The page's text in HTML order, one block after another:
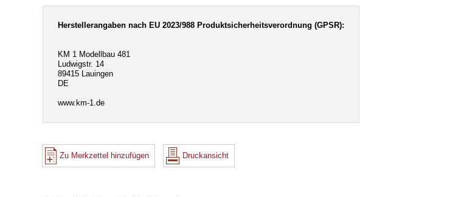
Herstellerangaben nach EU 2023/988 Produktsicherheitsverordnung (GPSR):
KM 1 Modellbau 481
Ludwigstr. 14
89415 Lauingen
DE
www.km-1.de
Zu Merkzettel hinzufügen Druckansicht